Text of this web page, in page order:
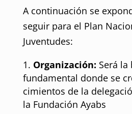
A continuación se
seguir para el Plan
Juventudes:
Organización: Será la
fundamental donde se
cimientos de la
la Fundación Ayabs